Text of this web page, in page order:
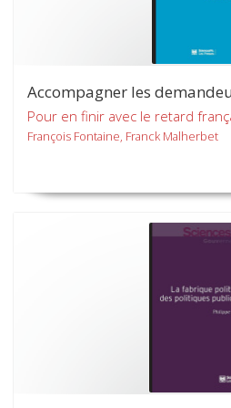
Accompagner les
Pour en finir avec le retard
François Fontaine, Franck Malherbet